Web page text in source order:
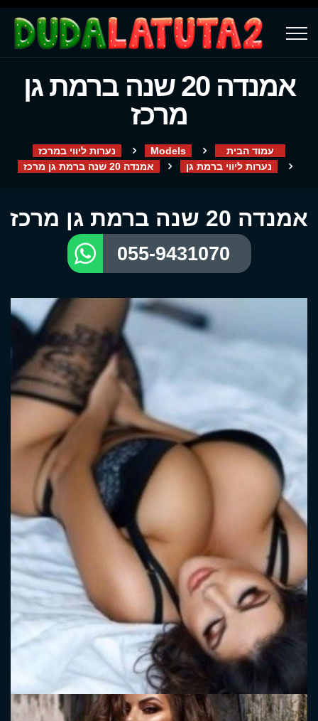
אמנדה 20 שנה ברמת גן
מרכז
עמוד הבית Models
נערות ליווי במרכז
נערות ליווי ברמת גן
אמנדה 20 שנה ברמת גן מרכז
אמנדה 20 שנה ברמת גן מרכז
055-9431070